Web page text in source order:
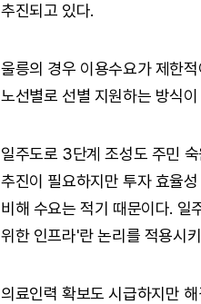
추진되고 있다.
울릉의 경우 이용수요가 제한
노선별로 선별 지원하는 방식
일주도로 3단계 조성도 주민
추진이 필요하지만 투자 효율
비해 수요는 적기 때문이다. 일
위한 인프라'란 논리를 적용시
의료인력 확보도 시급하지만